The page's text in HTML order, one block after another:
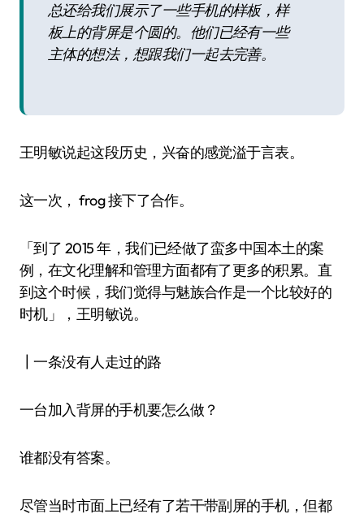
总还给我们展示了一些手机的样板，样
板上的背屏是个圆的。他们已经有一些
主体的想法，想跟我们一起去完善。
王明敏说起这段历史，兴奋的感觉溢于言表。
这一次， frog 接下了合作。
「到了 2015 年，我们已经做了蛮多中国本土的案
例，在文化理解和管理方面都有了更多的积累。直
到这个时候，我们觉得与魅族合作是一个比较好的
时机」，王明敏说。
┃一条没有人走过的路
一台加入背屏的手机要怎么做？
谁都没有答案。
尽管当时市面上已经有了若干带副屏的手机，但都